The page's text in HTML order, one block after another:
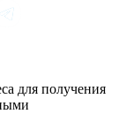
для получения